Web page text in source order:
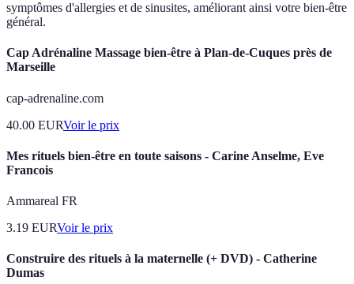
symptômes d'allergies et de sinusites, améliorant ainsi votre bien-être
général.
Cap Adrénaline Massage bien-être à Plan-de-Cuques près de
Marseille
cap-adrenaline.com
40.00 EURVoir le prix
Mes rituels bien-être en toute saisons - Carine Anselme, Eve
Francois
Ammareal FR
3.19 EURVoir le prix
Construire des rituels à la maternelle (+ DVD) - Catherine
Dumas